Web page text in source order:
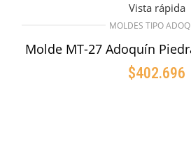
Vista rápida
MOLDES TIPO
Molde MT-27 Adoquín
$402.696